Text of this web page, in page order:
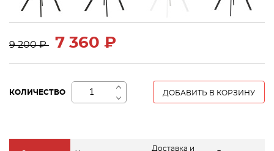
9 200 ₽ 7 360 ₽
КОЛИЧЕСТВО ДОБАВИТЬ В КОРЗИНУ
Доставка и